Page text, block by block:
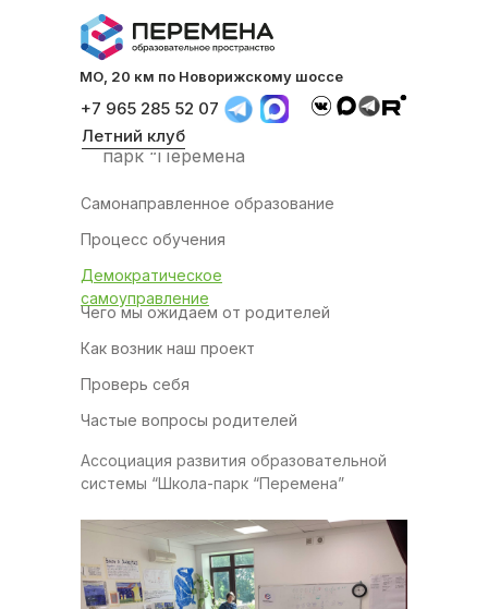
+7 965 285 52 07
Летний клуб
МО, 20 км по Новорижскому шоссе
+7 965 285 52 07
Летний клуб
МО, 20 км по Новорижскому шоссе
Самонаправленное образование
Процесс обучения
Частые вопросы родителей
Чего мы ожидаем от родителей
Как возник наш проект
Проверь себя
Демократическое
самоуправление
Проверь себя
Частые вопросы родителей
Ассоциация развития
образовательной системы “Школа-
парк “Перемена
Ассоциация развития образовательной
системы “Школа-парк “Перемена”